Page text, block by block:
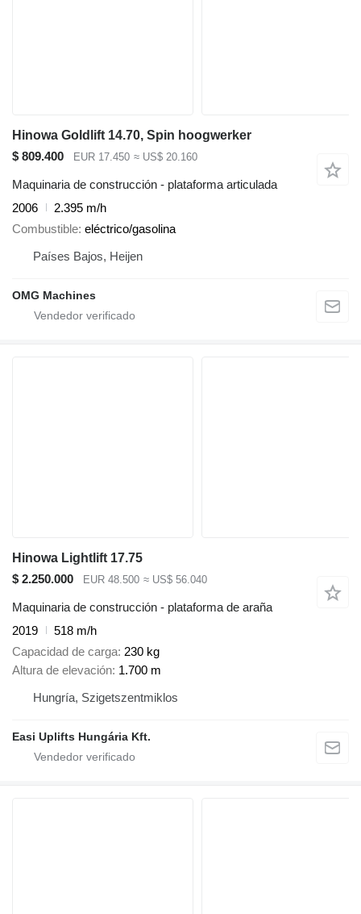
Hinowa Goldlift 14.70, Spin hoogwerker
$ 809.400
EUR 17.450 ≈ US$ 20.160
Maquinaria de construcción - plataforma articulada
2006
2.395 m/h
Combustible eléctrico/gasolina
Países Bajos, Heijen
OMG Machines
Hinowa Lightlift 17.75
$ 2.250.000
EUR 48.500 ≈ US$ 56.040
Maquinaria de construcción - plataforma de araña
2019
518 m/h
Capacidad de carga 230 kg
Altura de elevación 1.700 m
Hungría, Szigetszentmiklos
Easi Uplifts Hungária Kft.